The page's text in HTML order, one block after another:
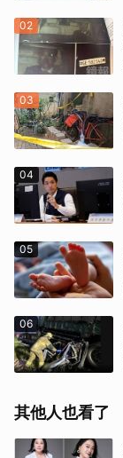
02
03
04
05
06
其他人也看了